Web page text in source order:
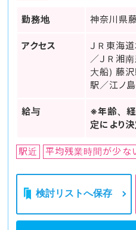
勤務地 神奈川県
アクセス
ＪＲ東海
／ＪＲ湘
大船) 藤
駅／江ノ
給与
※年齢、経
定により
駅近 平均残業時間が少な
検討リストへ保存